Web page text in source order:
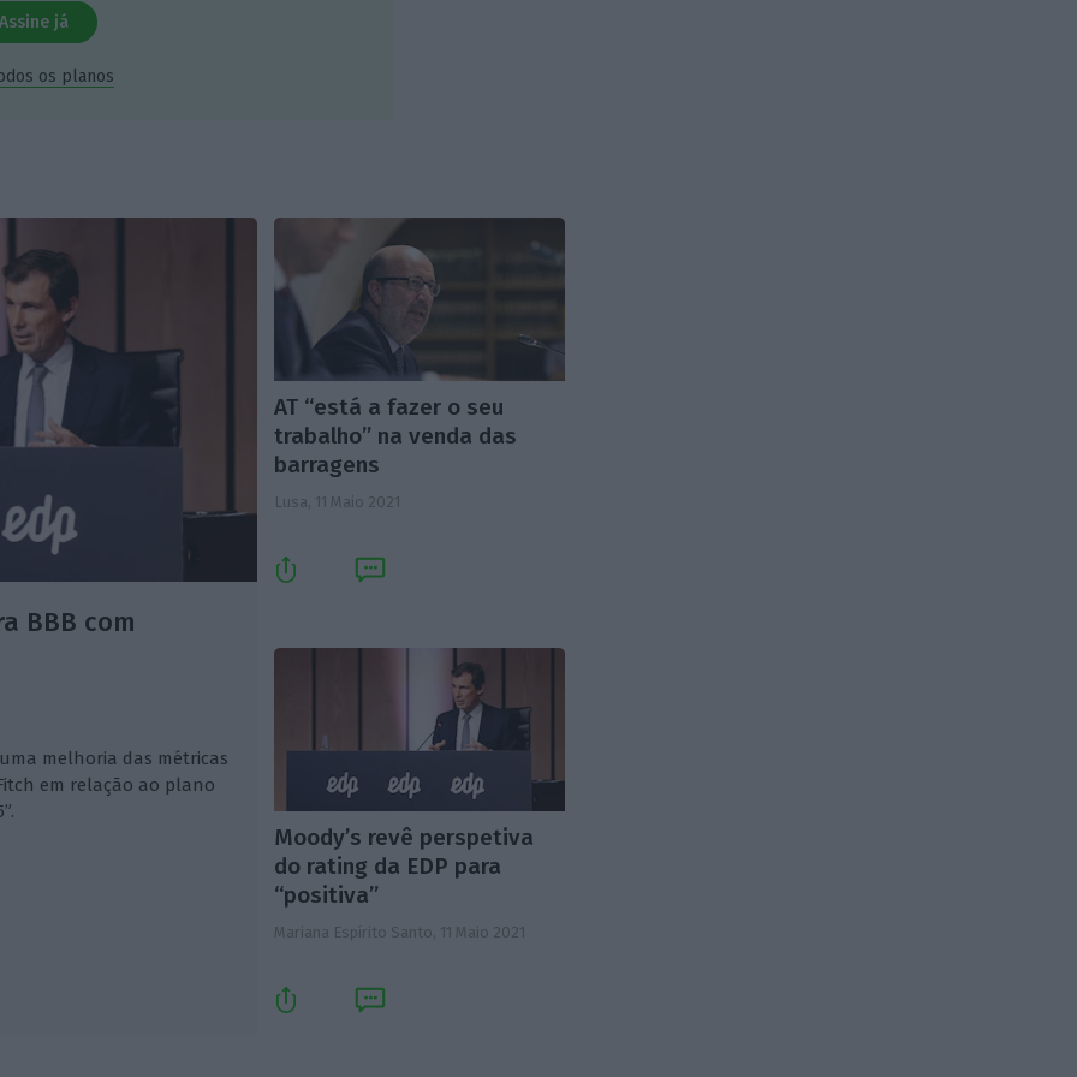
Assine já
os planos
BBB com
melhoria das métricas
em relação ao plano
AT “está a fazer o seu
trabalho” na venda das
barragens
Lusa, 11 Maio 2021
Moody’s revê perspetiva
do rating da EDP para
“positiva”
Mariana Espírito Santo, 11 Maio 2021